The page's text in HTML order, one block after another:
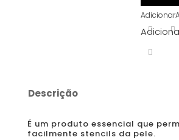
200ml/
Adicionar
Descrição
É um produto essencial que
facilmente stencils da pele.